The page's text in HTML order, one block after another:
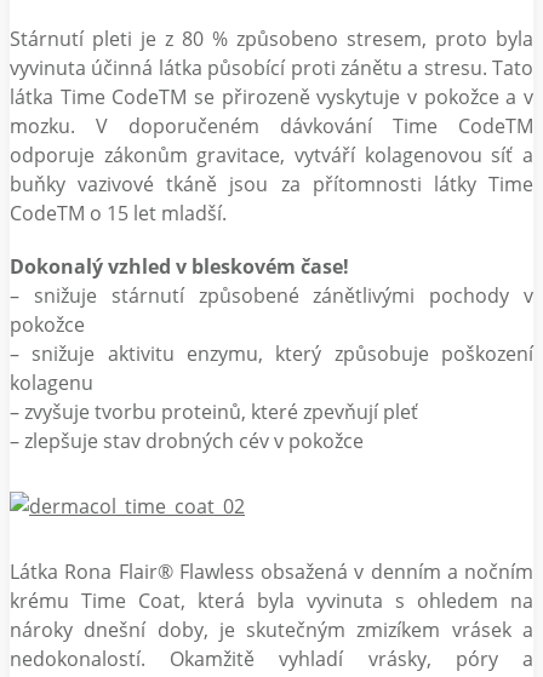
Stárnutí pleti je z 80 % způsobeno stresem, proto byla
vyvinuta účinná látka působící proti zánětu a stresu. Tato
látka Time CodeTM se přirozeně vyskytuje v pokožce a v
mozku. V doporučeném dávkování Time CodeTM
odporuje zákonům gravitace, vytváří kolagenovou síť a
buňky vazivové tkáně jsou za přítomnosti látky Time
CodeTM o 15 let mladší.
Dokonalý vzhled v bleskovém čase!
– snižuje stárnutí způsobené zánětlivými pochody v
pokožce
– snižuje aktivitu enzymu, který způsobuje poškození
kolagenu
– zvyšuje tvorbu proteinů, které zpevňují pleť
– zlepšuje stav drobných cév v pokožce
Látka Rona Flair® Flawless obsažená v denním a nočním
krému Time Coat, která byla vyvinuta s ohledem na
nároky dnešní doby, je skutečným zmizíkem vrásek a
nedokonalostí. Okamžitě vyhladí vrásky, póry a